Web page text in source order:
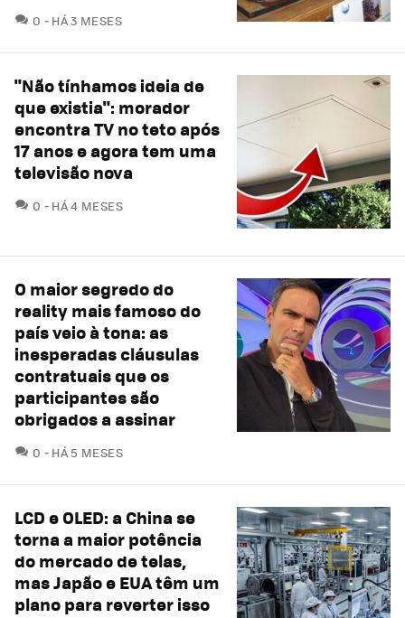
0 COMENTÁRIOS
HÁ 3 MESES
"Não tínhamos ideia de
que existia": morador
encontra TV no teto após
17 anos e agora tem uma
televisão nova
0 COMENTÁRIOS
HÁ 4 MESES
O maior segredo do
reality mais famoso do
país veio à tona: as
inesperadas cláusulas
contratuais que os
participantes são
obrigados a assinar
0 COMENTÁRIOS
HÁ 5 MESES
LCD e OLED: a China se
torna a maior potência
do mercado de telas,
mas Japão e EUA têm um
plano para reverter isso